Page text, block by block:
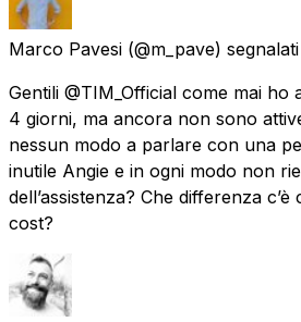
Marco Pavesi (@m_pave) segnalati
Gentili @TIM_Official come mai
4 giorni, ma ancora non sono
nessun modo a parlare con una
inutile Angie e in ogni modo non
dell’assistenza? Che differenza
cost?